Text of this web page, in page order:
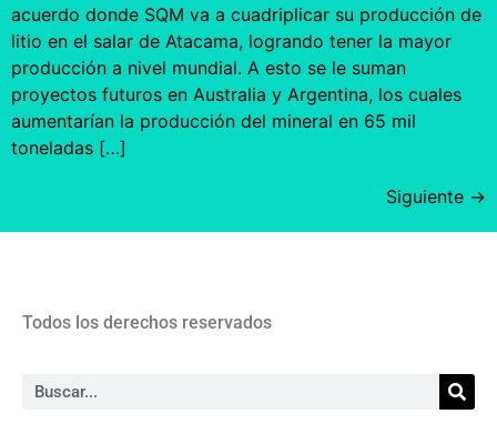
acuerdo donde SQM va a cuadriplicar su producción de
litio en el salar de Atacama, logrando tener la mayor
producción a nivel mundial. A esto se le suman
proyectos futuros en Australia y Argentina, los cuales
aumentarían la producción del mineral en 65 mil
toneladas […]
Siguiente →
Todos los derechos reservados